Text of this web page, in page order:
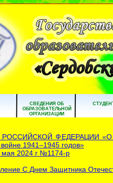
СВЕДЕНИЯ ОБ
ОБРАЗОВАТЕЛЬНОЙ
ОРГАНИЗАЦИИ
ФЕДЕРАЦИИ «О
1941–1945 годов»
мая 2024 г №1174-р
С Днем Защитника